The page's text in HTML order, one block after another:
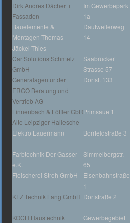
Dirk Andres Dächer +
Fassaden
Im Gewerbepark
1a
Bauelemente &
Montagen Thomas
Jäckel-Thies
Dautweilerweg
14
Car Solutions Schmelz
GmbH
Saabrücker
Strasse 57
Generalagentur der
ERGO Beratung und
Vertrieb AG
Dorfst. 133
Linnenbach & Löffler GbR
Alte Leipziger-Hallesche
Primsaue 1
Elektro Lauermann
Borrfeldstraße 3
Farbtechnik Der Gasser
e.K.
Simmelbergstr.
65
Fleischerei Stroh GmbH
Eisenbahnstraße
1
KFZ Technik Lang GmbH Dorfstraße 2
KOCH Haustechnik
Gewerbegebiet